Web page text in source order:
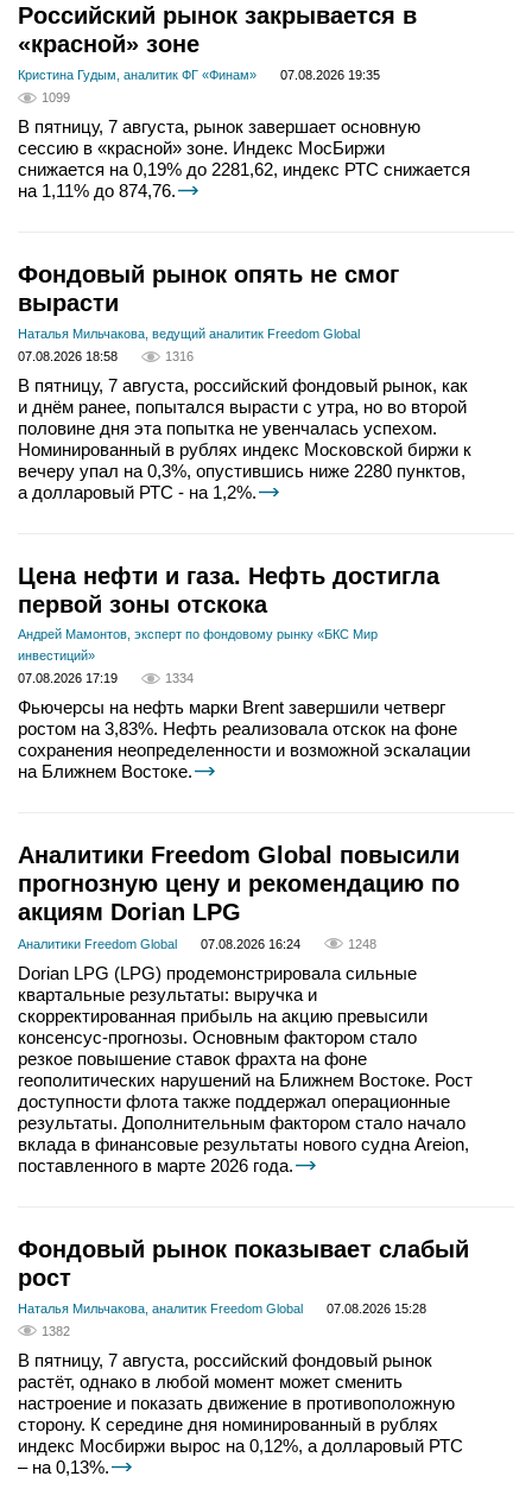
Российский рынок закрывается в
«красной» зоне
Кристина Гудым, аналитик ФГ «Финам»
07.08.2026 19:35
1099
В пятницу, 7 августа, рынок завершает основную
сессию в «красной» зоне. Индекс МосБиржи
снижается на 0,19% до 2281,62, индекс РТС снижается
на 1,11% до 874,76.
Фондовый рынок опять не смог
вырасти
Наталья Мильчакова, ведущий аналитик Freedom Global
07.08.2026 18:58
1316
В пятницу, 7 августа, российский фондовый рынок, как
и днём ранее, попытался вырасти с утра, но во второй
половине дня эта попытка не увенчалась успехом.
Номинированный в рублях индекс Московской биржи к
вечеру упал на 0,3%, опустившись ниже 2280 пунктов,
а долларовый РТС - на 1,2%.
Цена нефти и газа. Нефть достигла
первой зоны отскока
Андрей Мамонтов, эксперт по фондовому рынку «БКС Мир
инвестиций»
07.08.2026 17:19
1334
Фьючерсы на нефть марки Brent завершили четверг
ростом на 3,83%. Нефть реализовала отскок на фоне
сохранения неопределенности и возможной эскалации
на Ближнем Востоке.
Аналитики Freedom Global повысили
прогнозную цену и рекомендацию по
акциям Dorian LPG
Аналитики Freedom Global 07.08.2026 16:24 1248
Dorian LPG (LPG) продемонстрировала сильные
квартальные результаты: выручка и
скорректированная прибыль на акцию превысили
консенсус-прогнозы. Основным фактором стало
резкое повышение ставок фрахта на фоне
геополитических нарушений на Ближнем Востоке. Рост
доступности флота также поддержал операционные
результаты. Дополнительным фактором стало начало
вклада в финансовые результаты нового судна Areion,
поставленного в марте 2026 года.
Фондовый рынок показывает слабый
рост
Наталья Мильчакова, аналитик Freedom Global
07.08.2026 15:28
1382
В пятницу, 7 августа, российский фондовый рынок
растёт, однако в любой момент может сменить
настроение и показать движение в противоположную
сторону. К середине дня номинированный в рублях
индекс Мосбиржи вырос на 0,12%, а долларовый РТС
– на 0,13%.